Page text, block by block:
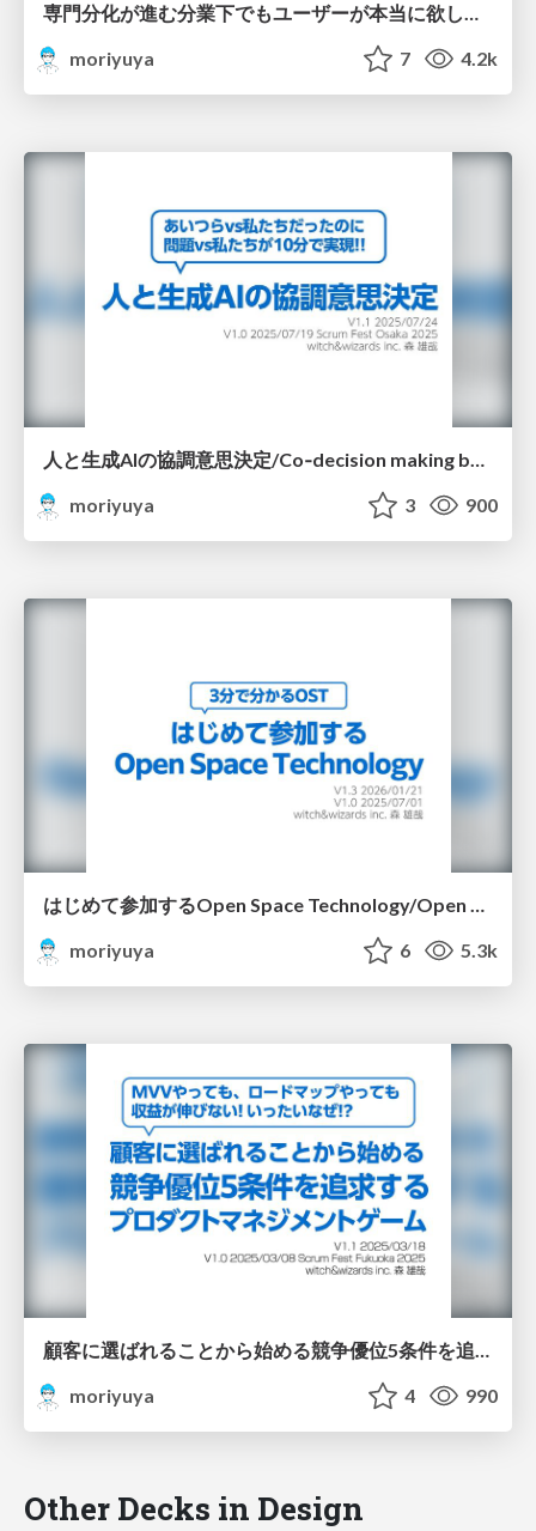
専門分化が進む分業下でもユーザーが本当に欲しかったものを追求するプロダクトマネジメント/Focus on real user needs despite deep specialization and division of labor
moriyuya
7 4.2k
moriyuya
3 900
はじめて参加するOpen Space Technology/Open Space Technology : a Simplified introduction
moriyuya
6 5.3k
顧客に選ばれることから始める競争優位5条件を追求するプロダクトマネジメントゲーム/Five Criteria of Competitive Advantage SFF2025
moriyuya
4 990
Other Decks in Design